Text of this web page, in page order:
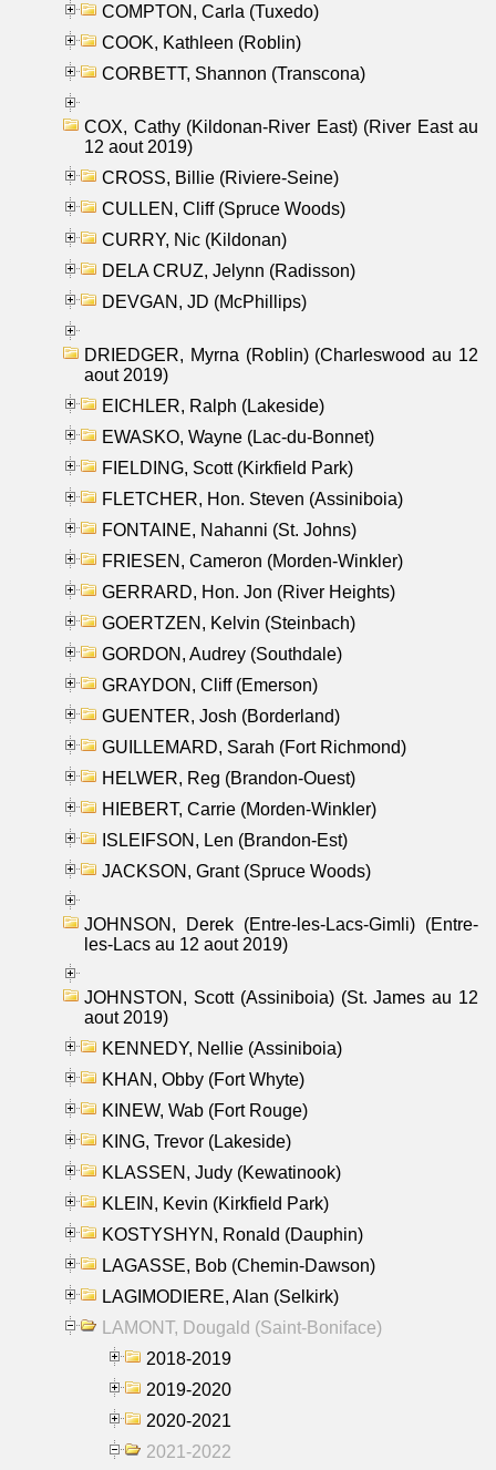
COMPTON, Carla (Tuxedo)
COOK, Kathleen (Roblin)
CORBETT, Shannon (Transcona)
COX, Cathy (Kildonan-River East) (River East au
12 aout 2019)
CROSS, Billie (Riviere-Seine)
CULLEN, Cliff (Spruce Woods)
CURRY, Nic (Kildonan)
DELA CRUZ, Jelynn (Radisson)
DEVGAN, JD (McPhillips)
DRIEDGER, Myrna (Roblin) (Charleswood au 12
aout 2019)
EICHLER, Ralph (Lakeside)
EWASKO, Wayne (Lac-du-Bonnet)
FIELDING, Scott (Kirkfield Park)
FLETCHER, Hon. Steven (Assiniboia)
FONTAINE, Nahanni (St. Johns)
FRIESEN, Cameron (Morden-Winkler)
GERRARD, Hon. Jon (River Heights)
GOERTZEN, Kelvin (Steinbach)
GORDON, Audrey (Southdale)
GRAYDON, Cliff (Emerson)
GUENTER, Josh (Borderland)
GUILLEMARD, Sarah (Fort Richmond)
HELWER, Reg (Brandon-Ouest)
HIEBERT, Carrie (Morden-Winkler)
ISLEIFSON, Len (Brandon-Est)
JACKSON, Grant (Spruce Woods)
JOHNSON, Derek (Entre-les-Lacs-Gimli) (Entre-
les-Lacs au 12 aout 2019)
JOHNSTON, Scott (Assiniboia) (St. James au 12
aout 2019)
KENNEDY, Nellie (Assiniboia)
KHAN, Obby (Fort Whyte)
KINEW, Wab (Fort Rouge)
KING, Trevor (Lakeside)
KLASSEN, Judy (Kewatinook)
KLEIN, Kevin (Kirkfield Park)
KOSTYSHYN, Ronald (Dauphin)
LAGASSE, Bob (Chemin-Dawson)
LAGIMODIERE, Alan (Selkirk)
LAMONT, Dougald (Saint-Boniface)
2018-2019
2019-2020
2020-2021
2021-2022